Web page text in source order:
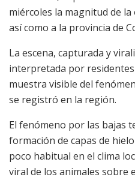
miércoles la magnitud de
así como a la provincia de
La escena, capturada y
interpretada por
muestra visible del
se registró en la región.
El fenómeno por las bajas
formación de capas de
poco habitual en el clima
viral de los animales sobre